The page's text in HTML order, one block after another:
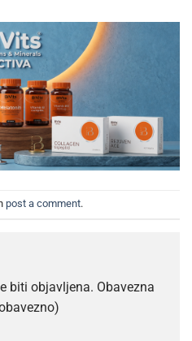
post a comment.
biti objavljena. Obavezna